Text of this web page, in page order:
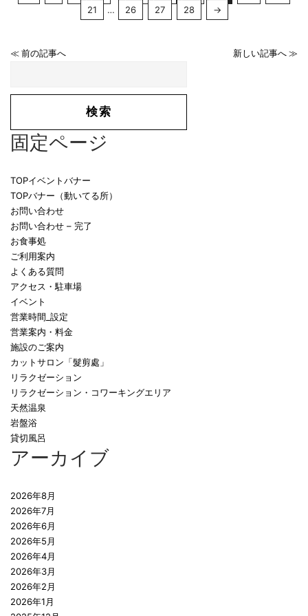
21
… 26 27 28 →
≪ 前の記事へ 新しい記事へ ≫
固定ページ
TOPイベントバナー
TOPバナー（動いてる所）
お問い合わせ
お問い合わせ – 完了
お食事処
ご利用案内
よくある質問
アクセス・駐車場
イベント
営業時間_設定
営業案内・料金
施設のご案内
カットサロン「髮剪處」
リラクゼーション
リラクゼーション・コワーキングエリア
天然温泉
岩盤浴
貸切風呂
アーカイブ
2026年8月
2026年7月
2026年6月
2026年5月
2026年4月
2026年3月
2026年2月
2026年1月